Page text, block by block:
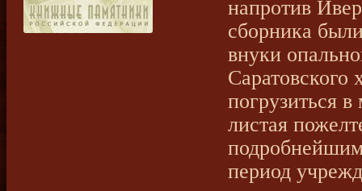
напротив
сборника
внуки
погрузиться
листая
период